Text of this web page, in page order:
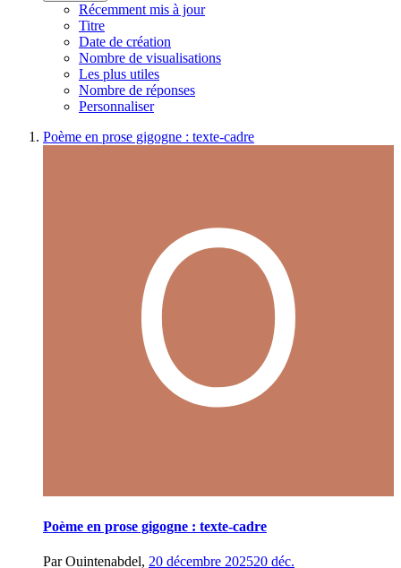
Récemment mis à jour
Titre
Date de création
Nombre de visualisations
Les plus utiles
Nombre de réponses
Personnaliser
Poème en prose gigogne : texte-cadre
Poème en prose gigogne : texte-cadre
ParOuintenabdel, 20 décembre 202520 déc.